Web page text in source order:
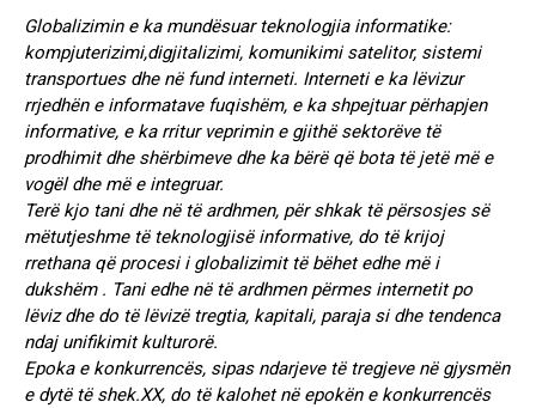
Globalizimin e ka mundësuar teknologjia informatike:
kompjuterizimi,digjitalizimi, komunikimi satelitor, sistemi
transportues dhe në fund interneti. Interneti e ka lëvizur
rrjedhën e informatave fuqishëm, e ka shpejtuar përhapjen
informative, e ka rritur veprimin e gjithë sektorëve të
prodhimit dhe shërbimeve dhe ka bërë që bota të jetë më e
vogël dhe më e integruar.
Terë kjo tani dhe në të ardhmen, për shkak të përsosjes së
mëtutjeshme të teknologjisë informative, do të krijoj
rrethana që procesi i globalizimit të bëhet edhe më i
dukshëm . Tani edhe në të ardhmen përmes internetit po
lëviz dhe do të lëvizë tregtia, kapitali, paraja si dhe tendenca
ndaj unifikimit kulturorë.
Epoka e konkurrencës, sipas ndarjeve të tregjeve në gjysmën
e dytë të shek.XX, do të kalohet në epokën e konkurrencës